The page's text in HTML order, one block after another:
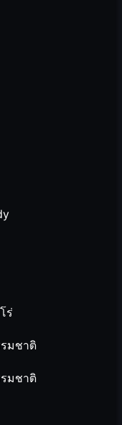
ร่
มชาติ
มชาติ